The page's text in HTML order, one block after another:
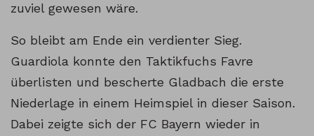
zuviel gewesen wäre.
So bleibt am Ende ein verdienter Sieg.
Guardiola konnte den Taktikfuchs Favre
überlisten und bescherte Gladbach die erste
Niederlage in einem Heimspiel in dieser Saison.
Dabei zeigte sich der FC Bayern wieder in